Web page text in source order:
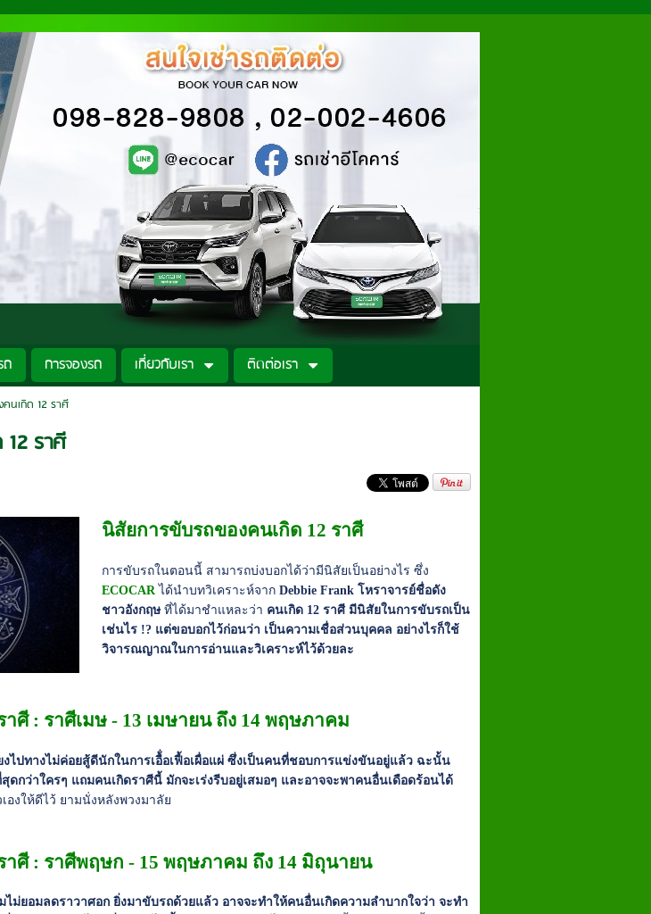
ถ การจองรถ เกี่ยวกับเรา ติดต่อเรา
นเกิด 12 ราศี
ราศี
นิสัยการขับรถของคนเกิด 12 ราศี
การขับรถในตอนนี้ สามารถบ่งบอกได้ว่ามีนิสัยเป็นอย่างไร ซึ่ง
ECOCAR ได้นำบทวิเคราะห์จากDebbie Frank โหราจารย์ชื่อดัง
ชาวอังกฤษที่ได้มาชำแหละว่า คนเกิด 12 ราศี มีนิสัยในการขับรถเป็น
เช่นไร !? แต่ขอบอกไว้ก่อนว่า เป็นความเชื่อส่วนบุคคล อย่างไรก็ใช้
วิจารณญาณในการอ่านและวิเคราะห์ไว้ด้วยละ
ศี : ราศีเมษ - 13 เมษายน ถึง 14 พฤษภาคม
งไปทางไม่ค่อยสู้ดีนักในการเอื้่อเฟื้อเผื่อแผ่ ซึ่งเป็นคนที่ชอบการแข่งขันอยู่แล้ว ฉะนั้น
กว่าใครๆ แถมคนเกิดราศีนี้ มักจะเร่งรีบอยู่เสมอๆ และอาจจะพาคนอื่นเดือดร้อนได้
งให้ดีไว้ ยามนั่งหลังพวงมาลัย
าศี : ราศีพฤษก - 15 พฤษภาคม ถึง 14 มิถุนายน
ม่ยอมลดราวาศอก ยิ่งมาขับรถด้วยแล้ว อาจจะทำให้คนอื่นเกิดความลำบากใจว่า จะทำ